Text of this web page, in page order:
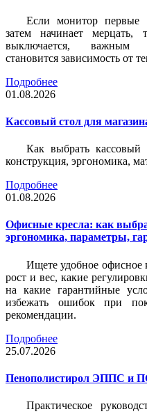
Если монитор первые
затем начинает мерцать,
выключается, важным
становится зависимость от
Подробнее
01.08.2026
Кассовый стол для
Как выбрать кассовый
конструкция, эргономика,
Подробнее
01.08.2026
Офисные кресла: как
эргономика, параметры,
Ищете удобное офисное
рост и вес, какие
на какие гарантийные
избежать ошибок при
рекомендации.
Подробнее
25.07.2026
Пенополистирол ЭППС и
Практическое